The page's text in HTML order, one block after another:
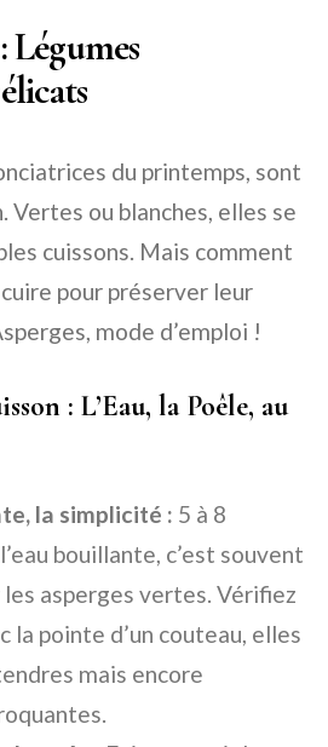
Légumes
du printemps, sont
Vertes ou blanches, elles se
cuissons. Mais comment
pour préserver leur
mode d’emploi !
: L’Eau, la Poêle, au
la simplicité : 5 à 8
bouillante, c’est souvent
asperges vertes. Vérifiez
la pointe d’un couteau, elles
mais encore